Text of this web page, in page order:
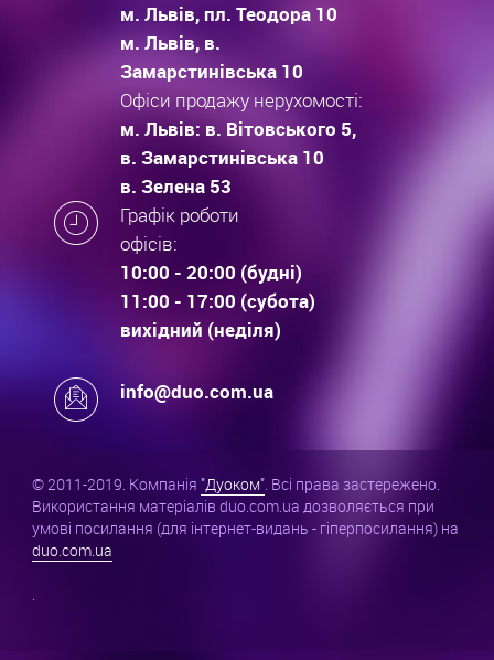
м. Львів, пл. Теодора 10
м. Львів, в.
Замарстинівська 10
Офіси продажу нерухомості:
м. Львів: в. Вітовського 5,
в. Замарстинівська 10
в. Зелена 53
Графік роботи
офісів:
10:00 - 20:00 (будні)
11:00 - 17:00 (субота)
вихідний (неділя)
info@duo.com.ua
© 2011-2019. Компанія "Дуоком". Всі права застережено.
Використання матеріалів duo.com.ua дозволяється при
умові посилання (для інтернет-видань - гіперпосилання) на
duo.com.ua
.